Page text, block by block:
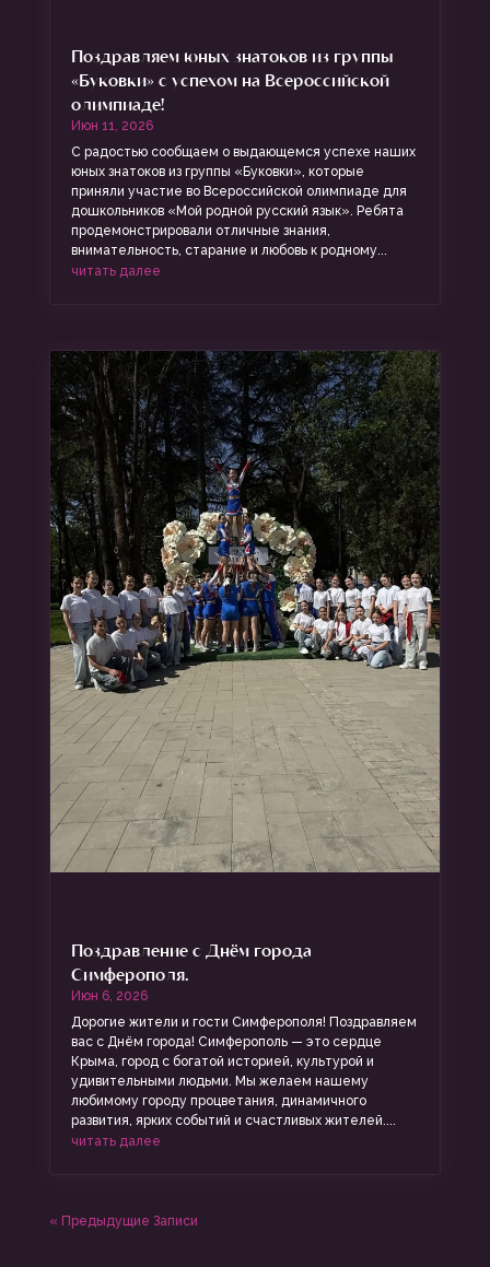
Поздравляем юных знатоков из группы
«Буковки» с успехом на Всероссийской
олимпиаде!
Июн 11, 2026
С радостью сообщаем о выдающемся успехе наших
юных знатоков из группы «Буковки», которые
приняли участие во Всероссийской олимпиаде для
дошкольников «Мой родной русский язык». Ребята
продемонстрировали отличные знания,
внимательность, старание и любовь к родному...
читать далее
Поздравление с Днём города
Симферополя.
Июн 6, 2026
Дорогие жители и гости Симферополя! Поздравляем
вас с Днём города! Симферополь — это сердце
Крыма, город с богатой историей, культурой и
удивительными людьми. Мы желаем нашему
любимому городу процветания, динамичного
развития, ярких событий и счастливых жителей....
читать далее
« Предыдущие Записи